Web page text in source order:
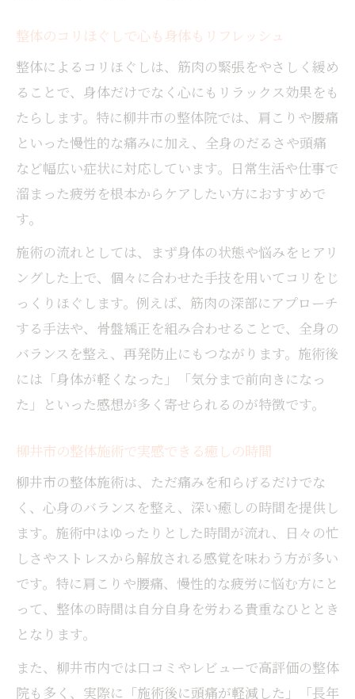
整体のコリほぐしで心も身体もリフレッシュ
整体によるコリほぐしは、筋肉の緊張をやさしく緩め
ることで、身体だけでなく心にもリラックス効果をも
たらします。特に柳井市の整体院では、肩こりや腰痛
といった慢性的な痛みに加え、全身のだるさや頭痛
など幅広い症状に対応しています。日常生活や仕事で
溜まった疲労を根本からケアしたい方におすすめで
す。
施術の流れとしては、まず身体の状態や悩みをヒアリ
ングした上で、個々に合わせた手技を用いてコリをじ
っくりほぐします。例えば、筋肉の深部にアプローチ
する手法や、骨盤矯正を組み合わせることで、全身の
バランスを整え、再発防止にもつながります。施術後
には「身体が軽くなった」「気分まで前向きになっ
た」といった感想が多く寄せられるのが特徴です。
柳井市の整体施術で実感できる癒しの時間
柳井市の整体施術は、ただ痛みを和らげるだけでな
く、心身のバランスを整え、深い癒しの時間を提供し
ます。施術中はゆったりとした時間が流れ、日々の忙
しさやストレスから解放される感覚を味わう方が多い
です。特に肩こりや腰痛、慢性的な疲労に悩む方にと
って、整体の時間は自分自身を労わる貴重なひととき
となります。
また、柳井市内では口コミやレビューで高評価の整体
院も多く、実際に「施術後に頭痛が軽減した」「長年